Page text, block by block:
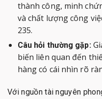
thành công, minh
và chất lượng công
235.
Câu hỏi thường gặp:
biến liên quan đến
hàng có cái nhìn rõ
Với nguồn tài nguyên